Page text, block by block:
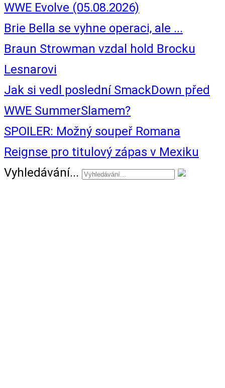
WWE Evolve (05.08.2026)
Brie Bella se vyhne operaci, ale ...
Braun Strowman vzdal hold Brocku
Lesnarovi
Jak si vedl poslední SmackDown před
WWE SummerSlamem?
SPOILER: Možný soupeř Romana
Reignse pro titulový zápas v Mexiku
Vyhledávání...